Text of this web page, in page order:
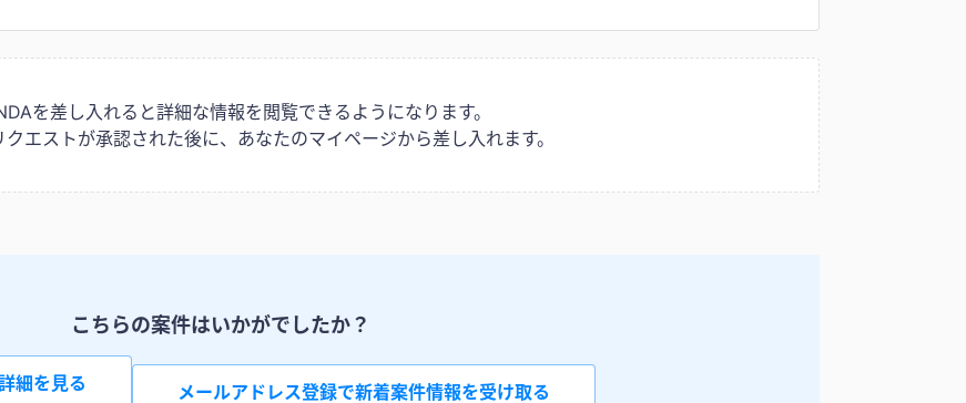
を差し入れると詳細な情報を閲覧できるようになります。
エストが承認された後に、あなたのマイページから差し入れます。
こちらの案件はいかがでしたか？
細を見る メールアドレス登録で新着案件情報を受け取る